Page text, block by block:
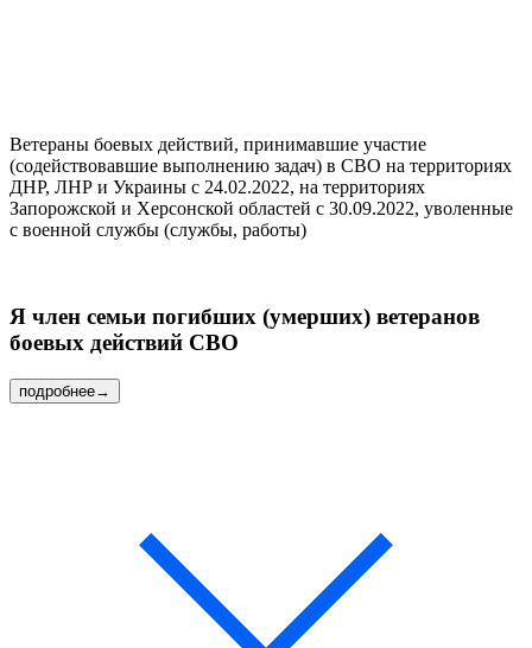
Ветераны боевых действий, принимавшие участие
(содействовавшие выполнению задач) в СВО на территориях
ДНР, ЛНР и Украины с 24.02.2022, на территориях
Запорожской и Херсонской областей с 30.09.2022, уволенные
с военной службы (службы, работы)
Я член семьи погибших (умерших) ветеранов
боевых действий СВО
подробнее→